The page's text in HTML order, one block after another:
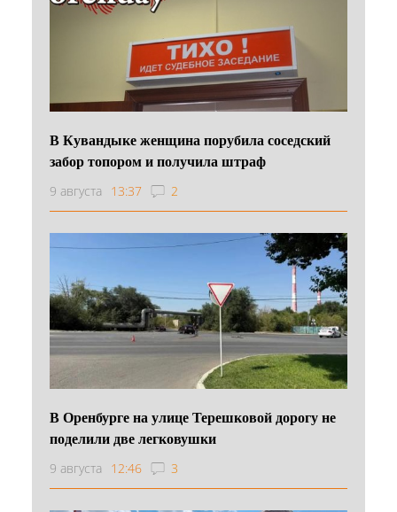
В Кувандыке женщина порубила соседский
забор топором и получила штраф
9 августа 13:37 2
В Оренбурге на улице Терешковой дорогу не
поделили две легковушки
9 августа 12:46 3